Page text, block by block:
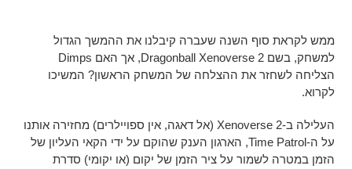
ממש לקראת סוף השנה שעברה קיבלנו את ההמשך הגדול
למשחק, בשם Dragonball Xenoverse 2, אך האם Dimps
הצליחה לשחזר את ההצלחה של המשחק הראשון? המשיכו
לקרוא.
העלילה ב-Xenoverse 2 (אל דאגה, אין ספויילרים) מחזירה אותנו
על ה-Time Patrol, הארגון הענק שהוקם על ידי הקאי העליון של
הזמן במטרה לשמור על ציר הזמן של יקום (או יקומי) סדרת